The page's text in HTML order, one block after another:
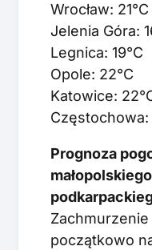
Wrocław: 21°C
Jelenia Góra:
Legnica: 19°C
Opole: 22°C
Katowice:
Częstochowa:
Prognoza
Zachmurzenie
początkowo